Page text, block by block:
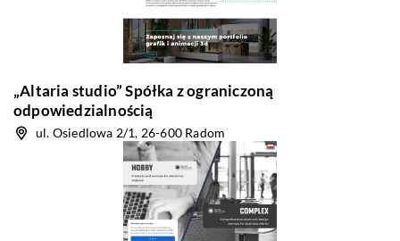
„Altaria studio” Spółka z ograniczoną
odpowiedzialnością
ul. Osiedlowa 2/1, 26-600 Radom